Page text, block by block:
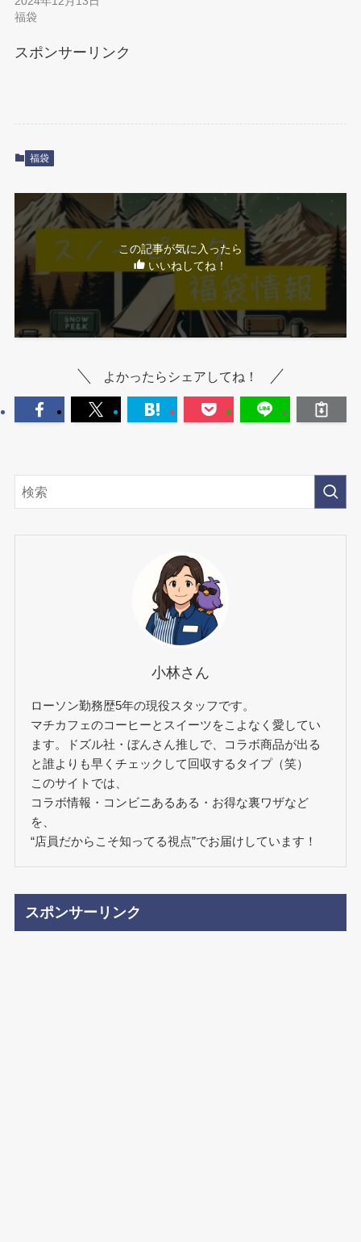
福袋
スポンサーリンク
福袋
この記事が気に入ったら
いいねしてね！
よかったらシェアしてね！
小林さん
ローソン勤務歴5年の現役スタッフです。
マチカフェのコーヒーとスイーツをこよなく愛してい
ます。ドズル社・ぼんさん推しで、コラボ商品が出る
と誰よりも早くチェックして回収するタイプ（笑）
このサイトでは、
コラボ情報・コンビニあるある・お得な裏ワザなど
を、
“店員だからこそ知ってる視点”でお届けしています！
スポンサーリンク